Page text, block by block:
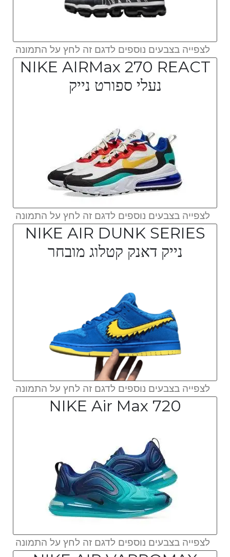
לצפייה בצבעים נוספים לדגם זה לחץ על התמונה
NIKE AIRMax 270 REACT
נעלי ספורט נייק
לצפייה בצבעים נוספים לדגם זה לחץ על התמונה
NIKE AIR DUNK SERIES
נייק דאנק קטלוג מובחר
לצפייה בצבעים נוספים לדגם זה לחץ על התמונה
NIKE Air Max 720
לצפייה בצבעים נוספים לדגם זה לחץ על התמונה